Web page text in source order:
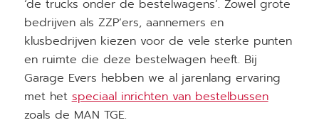
‘de trucks onder de bestelwagens’. Zowel grote
bedrijven als ZZP’ers, aannemers en
klusbedrijven kiezen voor de vele sterke punten
en ruimte die deze bestelwagen heeft. Bij
Garage Evers hebben we al jarenlang ervaring
met hetspeciaal inrichten van bestelbussen
zoals de MAN TGE.